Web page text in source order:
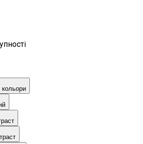
кольори